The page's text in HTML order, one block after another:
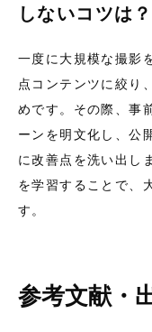
しないコツは？
一度に大規模な撮影
点コンテンツに絞り
めです。その際、事
ーンを明文化し、公
に改善点を洗い出し
を学習することで、
す。
参考文献・